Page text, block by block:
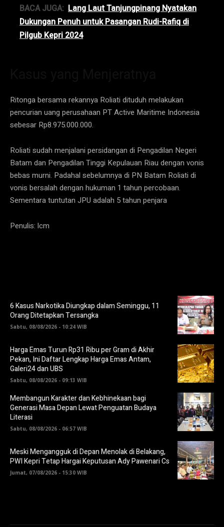
BACA JUGA: Lang Laut Tanjungpinang Nyatakan
Dukungan Penuh untuk Pasangan Rudi-Rafiq di
Pilgub Kepri 2024
Ritonga bersama rekannya Roliati dituduh melakukan
pencurian uang perusahaan PT Active Maritime Indonesia
sebesar Rp8.975.000.000.
Roliati sudah menjalani persidangan di Pengadilan Negeri
Batam dan Pengadilan Tinggi Kepulauan Riau dengan vonis
bebas murni. Padahal sebelumnya di PN Batam Roliati di
vonis bersalah dengan hukuman 1 tahun percobaan.
Sementara tuntutan JPU adalah 5 tahun penjara
Penulis: lcm
6 Kasus Narkotika Diungkap dalam Seminggu, 11
Orang Ditetapkan Tersangka
Sabtu, 08/08/2026 - 10:24 WIB
Harga Emas Turun Rp31 Ribu per Gram di Akhir
Pekan, Ini Daftar Lengkap Harga Emas Antam,
Galeri24 dan UBS
Sabtu, 08/08/2026 - 09:13 WIB
Membangun Karakter dan Kebhinekaan bagi
Generasi Masa Depan Lewat Penguatan Budaya
Literasi
Sabtu, 08/08/2026 - 06:57 WIB
Meski Mengangguk di Depan Menolak di Belakang,
PWI Kepri Tetap Hargai Keputusan Ady Pawenari Cs
Jumat, 07/08/2026 - 15:30 WIB